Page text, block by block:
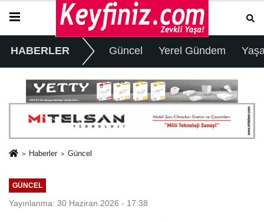
HABERLER Güncel Yerel Gündem
Haberler Güncel
GÜNCEL
Yayınlanma: 30 Haziran 2026 - 17:38